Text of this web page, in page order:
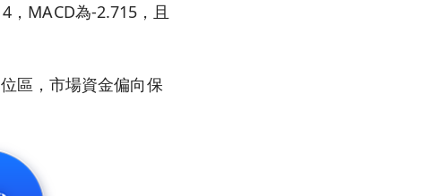
，MACD為-2.715，且
區，市場資金偏向保